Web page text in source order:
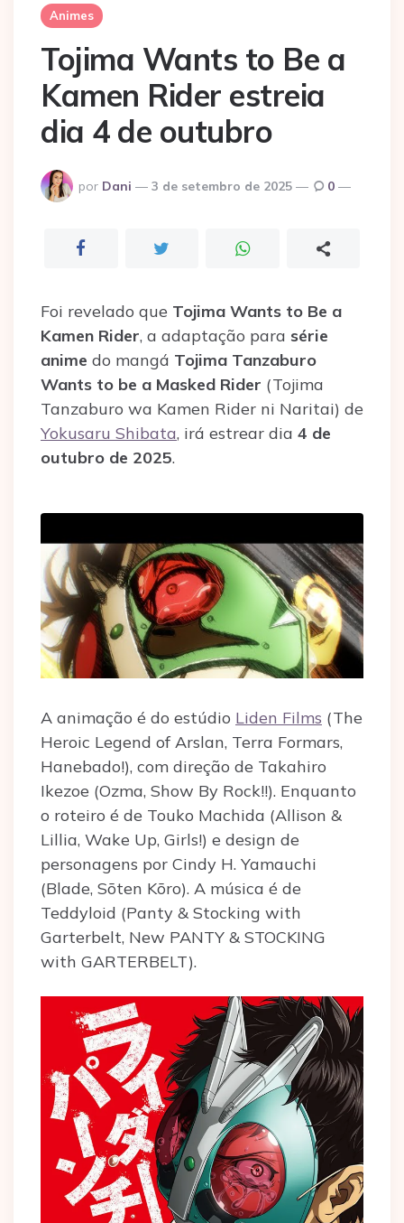
Animes
Tojima Wants to Be a
Kamen Rider estreia
dia 4 de outubro
Postado
por
por Dani 3 de setembro de 2025 0
Foi revelado que Tojima Wants to Be a
Kamen Rider, a adaptação para série
anime do mangá Tojima Tanzaburo
Wants to be a Masked Rider (Tojima
Tanzaburo wa Kamen Rider ni Naritai) de
Yokusaru Shibata, irá estrear dia 4 de
outubro de 2025.
A animação é do estúdio Liden Films (The
Heroic Legend of Arslan, Terra Formars,
Hanebado!), com direção de Takahiro
Ikezoe (Ozma, Show By Rock!!). Enquanto
o roteiro é de Touko Machida (Allison &
Lillia, Wake Up, Girls!) e design de
personagens por Cindy H. Yamauchi
(Blade, Sōten Kōro). A música é de
Teddyloid (Panty & Stocking with
Garterbelt, New PANTY & STOCKING
with GARTERBELT).